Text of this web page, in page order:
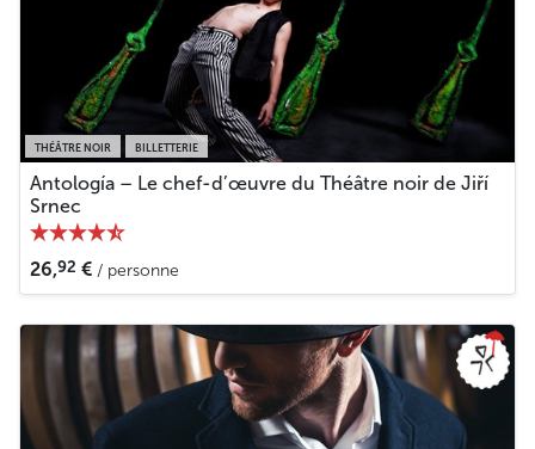
THÉÂTRE NOIR BILLETTERIE
Antología – Le chef-d’œuvre du Théâtre noir de Jiří
Srnec
26,92 € / personne